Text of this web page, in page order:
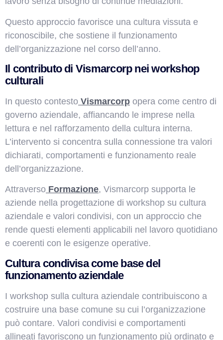
Questo approccio favorisce una cultura vissuta e
riconoscibile, che sostiene il funzionamento
dell’organizzazione nel corso dell’anno.
Il contributo di Vismarcorp nei workshop
culturali
In questo contesto Vismarcorp opera come centro di
governo aziendale, affiancando le imprese nella
lettura e nel rafforzamento della cultura interna.
L’intervento si concentra sulla connessione tra valori
dichiarati, comportamenti e funzionamento reale
dell’organizzazione.
Attraverso Formazione, Vismarcorp supporta le
aziende nella progettazione di workshop su cultura
aziendale e valori condivisi, con un approccio che
rende questi elementi applicabili nel lavoro quotidiano
e coerenti con le esigenze operative.
Cultura condivisa come base del
funzionamento aziendale
I workshop sulla cultura aziendale contribuiscono a
costruire una base comune su cui l’organizzazione
può contare. Valori condivisi e comportamenti
allineati favoriscono un funzionamento più ordinato e